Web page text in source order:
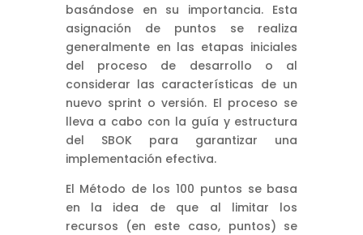
basándose en su importancia. Esta
asignación de puntos se realiza
generalmente en las etapas iniciales
del proceso de desarrollo o al
considerar las características de un
nuevo sprint o versión. El proceso se
lleva a cabo con la guía y estructura
del SBOK para garantizar una
implementación efectiva.
El Método de los 100 puntos se basa
en la idea de que al limitar los
recursos (en este caso, puntos) se